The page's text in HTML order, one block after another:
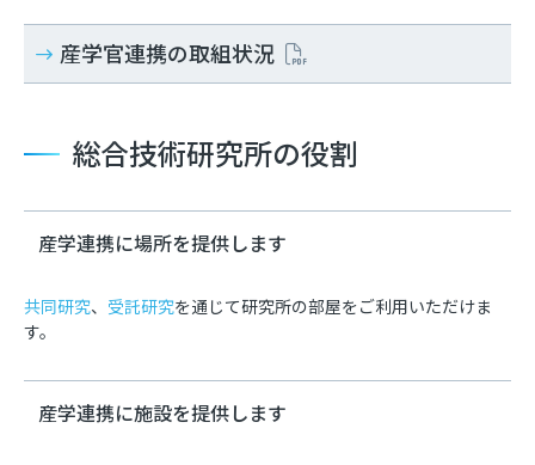
産学官連携の取組状況
総合技術研究所の役割
産学連携に場所を提供します
共同研究、 受託研究を通じて研究所の部屋をご利用いただけま
す。
産学連携に施設を提供します